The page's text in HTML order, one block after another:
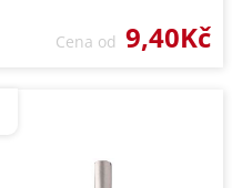
Cena od 9,40Kč